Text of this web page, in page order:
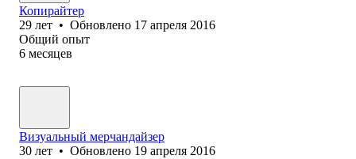
Копирайтер
29 лет • Обновлено 17 апреля 2016
Общий опыт
6 месяцев
Визуальный мерчандайзер
30 лет • Обновлено 19 апреля 2016